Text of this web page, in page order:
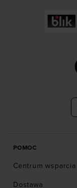
POMOC
Centrum wsparcia
Dostawa